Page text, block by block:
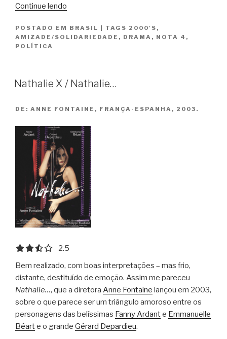
Continue lendo
em
que
Saíram
POSTADO EM BRASIL TAGS 2000'S ,
AMIZADE/SOLIDARIEDADE , DRAMA , NOTA 4 ,
POLÍTICA
Nathalie X / Nathalie…
DE: ANNE FONTAINE, FRANÇA-ESPANHA, 2003.
2.5 out of 5.0 stars
2.5
Bem realizado, com boas interpretações – mas frio,
distante, destituído de emoção. Assim me pareceu
Nathalie…, que a diretora Anne Fontaine lançou em 2003,
sobre o que parece ser um triângulo amoroso entre os
personagens das belíssimas Fanny Ardante Emmanuelle
Béarte o grande Gérard Depardieu.